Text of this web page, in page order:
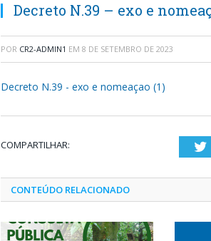
Decreto N.39 – exo e
POR CR2-ADMIN1 EM 8 DE SETEMBRO DE 2023
Decreto N.39 - exo e nomeaçao (1)
COMPARTILHAR:
CONTEÚDO RELACIONADO